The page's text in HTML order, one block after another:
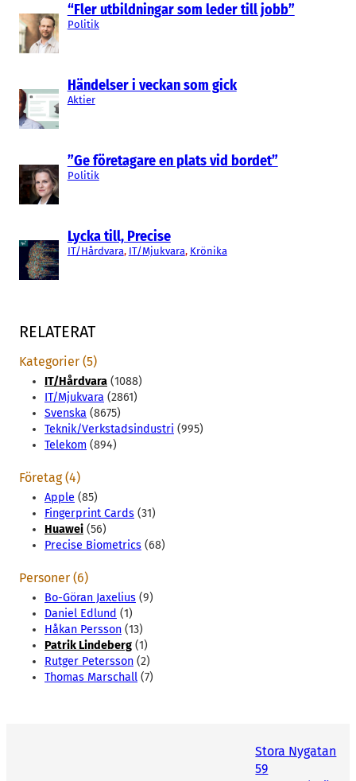
“Fler utbildningar som leder till jobb”
Politik
Händelser i veckan som gick
Aktier
”Ge företagare en plats vid bordet”
Politik
Lycka till, Precise
IT/Hårdvara, IT/Mjukvara, Krönika
RELATERAT
Kategorier (5)
IT/Hårdvara (1088)
IT/Mjukvara (2861)
Svenska (8675)
Teknik/Verkstadsindustri (995)
Telekom (894)
Företag (4)
Apple (85)
Fingerprint Cards (31)
Huawei (56)
Precise Biometrics (68)
Personer (6)
Bo-Göran Jaxelius (9)
Daniel Edlund (1)
Håkan Persson (13)
Patrik Lindeberg (1)
Rutger Petersson (2)
Thomas Marschall (7)
Stora Nygatan
59